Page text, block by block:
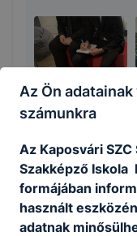
Megosztás
Az Ön
számunkra
Az Kaposvári
Szakképző Iskola
formájában
használt
adatnak